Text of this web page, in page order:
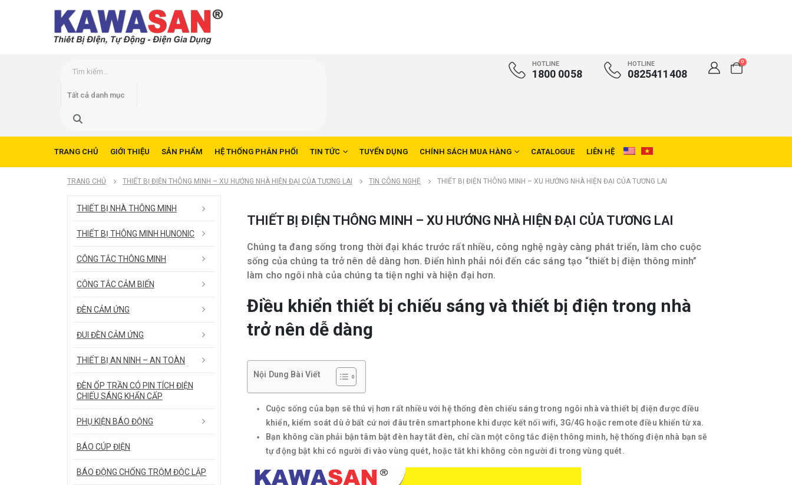
HOTLINE
1800 0058
HOTLINE
0825411408
0
TRANG CHỦ GIỚI THIỆU SẢN PHẨM HỆ THỐNG PHÂN PHỐI TIN TỨC TUYỂN DỤNG CHÍNH SÁCH MUA HÀNG CATALOGUE LIÊN HỆ
TRANG CHỦ THIẾT BỊ ĐIỆN THÔNG MINH – XU HƯỚNG NHÀ HIỆN ĐẠI CỦA TƯƠNG LAI TIN CÔNG NGHỆ THIẾT BỊ ĐIỆN THÔNG MINH – XU HƯỚNG NHÀ HIỆN ĐẠI CỦA TƯƠNG LAI
THIẾT BỊ ĐIỆN THÔNG MINH – XU HƯỚNG NHÀ HIỆN ĐẠI CỦA TƯƠNG LAI
Chúng ta đang sống trong thời đại khác trước rất nhiều, công nghệ ngày càng phát triển, làm cho cuộc
sống của chúng ta trở nên dễ dàng hơn. Điển hình phải nói đến các sáng tạo “thiết bị điện thông minh”
làm cho ngôi nhà của chúng ta tiện nghi và hiện đại hơn.
Điều khiển thiết bị chiếu sáng và thiết bị điện trong nhà
trở nên dễ dàng
Nội Dung Bài Viết
Cuộc sống của bạn sẽ thú vị hơn rất nhiều với hệ thống đèn chiếu sáng trong ngôi nhà và thiết bị điện được điều
khiển, kiểm soát dù ở bất cứ nơi đâu trên smartphone khi được kết nối wifi, 3G/4G hoặc remote điều khiển từ xa.
Bạn không cần phải bận tâm bật đèn hay tắt đèn, chỉ cần một công tắc điện thông minh, hệ thống điện nhà bạn sẽ
tự động bật khi có người đi vào vùng quét, hoặc tắt khi không còn người đi trong vùng quét. ​
THIẾT BỊ NHÀ THÔNG MINH
THIẾT BỊ THÔNG MINH HUNONIC
CÔNG TẮC THÔNG MINH
CÔNG TẮC CẢM BIẾN
ĐÈN CẢM ỨNG
ĐUI ĐÈN CẢM ỨNG
THIẾT BỊ AN NINH – AN TOÀN
ĐÈN ỐP TRẦN CÓ PIN TÍCH ĐIỆN
CHIẾU SÁNG KHẨN CẤP
PHỤ KIỆN BÁO ĐỘNG
BÁO CÚP ĐIỆN
BÁO ĐỘNG CHỐNG TRỘM ĐỘC LẬP